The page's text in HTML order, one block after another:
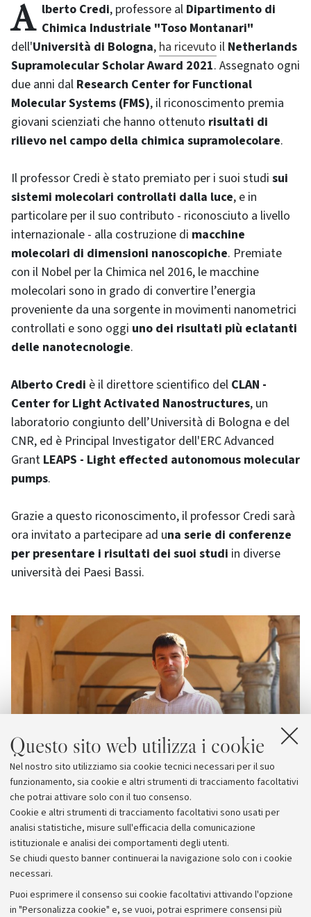
Questo sito web utilizza i cookie
Nel nostro sito utilizziamo sia cookie tecnici necessari per il suo
funzionamento, sia cookie e altri strumenti di tracciamento facoltativi
che potrai attivare solo con il tuo consenso.
Cookie e altri strumenti di tracciamento facoltativi sono usati per
analisi statistiche, misure sull'efficacia della comunicazione
istituzionale e analisi dei comportamenti degli utenti.
Se chiudi questo banner continuerai la navigazione solo con i cookie
necessari.
Puoi esprimere il consenso sui cookie facoltativi attivando l'opzione
in "Personalizza cookie" e, se vuoi, potrai esprimere consensi più
Alberto Credi, professore al Dipartimento di
Chimica Industriale "Toso Montanari"
dell'Università di Bologna, ha ricevuto il Netherlands
Supramolecular Scholar Award 2021. Assegnato ogni
due anni dal Research Center for Functional
Molecular Systems (FMS), il riconoscimento premia
giovani scienziati che hanno ottenuto risultati di
rilievo nel campo della chimica supramolecolare.
Il professor Credi è stato premiato per i suoi studi sui
sistemi molecolari controllati dalla luce, e in
particolare per il suo contributo - riconosciuto a livello
internazionale - alla costruzione di macchine
molecolari di dimensioni nanoscopiche. Premiate
con il Nobel per la Chimica nel 2016, le macchine
molecolari sono in grado di convertire l’energia
proveniente da una sorgente in movimenti nanometrici
controllati e sono oggi uno dei risultati più eclatanti
delle nanotecnologie.
Alberto Credi è il direttore scientifico del CLAN -
Center for Light Activated Nanostructures, un
laboratorio congiunto dell’Università di Bologna e del
CNR, ed è Principal Investigator dell'ERC Advanced
Grant LEAPS - Light effected autonomous molecular
pumps.
Grazie a questo riconoscimento, il professor Credi sarà
ora invitato a partecipare ad una serie di conferenze
per presentare i risultati dei suoi studi in diverse
università dei Paesi Bassi.
Archivio